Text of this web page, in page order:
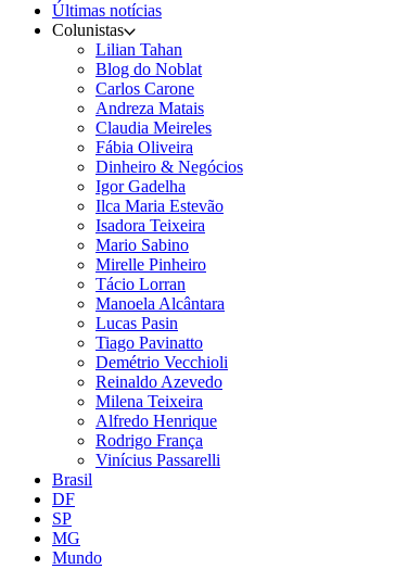
Últimas notícias
Colunistas
Lilian Tahan
Blog do Noblat
Carlos Carone
Andreza Matais
Claudia Meireles
Fábia Oliveira
Dinheiro & Negócios
Igor Gadelha
Ilca Maria Estevão
Isadora Teixeira
Mario Sabino
Mirelle Pinheiro
Tácio Lorran
Manoela Alcântara
Lucas Pasin
Tiago Pavinatto
Demétrio Vecchioli
Reinaldo Azevedo
Milena Teixeira
Alfredo Henrique
Rodrigo França
Vinícius Passarelli
Brasil
DF
SP
MG
Mundo